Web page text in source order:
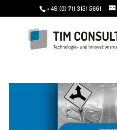
+ 49 (0) 711 3151 5661